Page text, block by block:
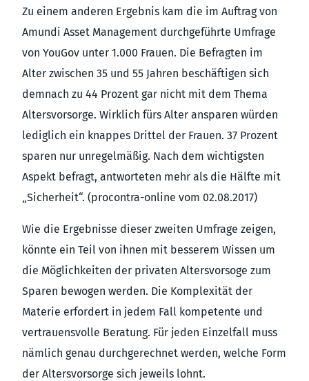
Zu einem anderen Ergebnis kam die im Auftrag von
Amundi Asset Management durchgeführte Umfrage
von YouGov unter 1.000 Frauen. Die Befragten im
Alter zwischen 35 und 55 Jahren beschäftigen sich
demnach zu 44 Prozent gar nicht mit dem Thema
Altersvorsorge. Wirklich fürs Alter ansparen würden
lediglich ein knappes Drittel der Frauen. 37 Prozent
sparen nur unregelmäßig. Nach dem wichtigsten
Aspekt befragt, antworteten mehr als die Hälfte mit
„Sicherheit“. (procontra-online vom 02.08.2017)
Wie die Ergebnisse dieser zweiten Umfrage zeigen,
könnte ein Teil von ihnen mit besserem Wissen um
die Möglichkeiten der privaten Altersvorsoge zum
Sparen bewogen werden. Die Komplexität der
Materie erfordert in jedem Fall kompetente und
vertrauensvolle Beratung. Für jeden Einzelfall muss
nämlich genau durchgerechnet werden, welche Form
der Altersvorsorge sich jeweils lohnt.